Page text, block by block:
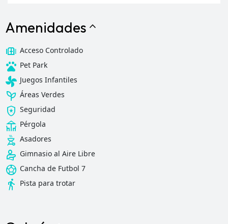
Amenidades expand_less
gate Acceso Controlado
pets Pet Park
toys_fan Juegos Infantiles
psychiatry Áreas Verdes
local_police Seguridad
deck Pérgola
outdoor_grill Asadores
physical_therapy Gimnasio al Aire Libre
sports_soccer Cancha de Futbol 7
directions_walk Pista para trotar